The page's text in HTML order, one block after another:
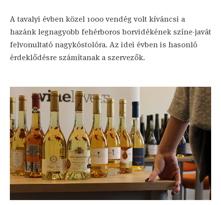
A tavalyi évben közel 1000 vendég volt kíváncsi a
hazánk legnagyobb fehérboros borvidékének színe-javát
felvonultató nagykóstolóra. Az idei évben is hasonló
érdeklődésre számítanak a szervezők.